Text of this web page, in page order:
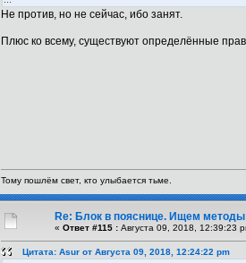
Не против, но не сейчас, ибо занят.
Плюс ко всему, существуют определённые
Тому пошлём свет, кто улыбается тьме.
Re: Блок в пояснице. Ищем методы
« Ответ #115 : Августа 09, 2018, 12:39:23
Цитата: Asur от Августа 09, 2018, 12:24:22 pm